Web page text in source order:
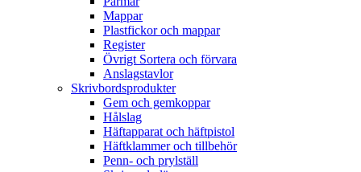
Mappar
Plastfickor och mappar
Register
Övrigt Sortera och förvara
Anslagstavlor
Skrivbordsprodukter
Gem och gemkoppar
Hålslag
Häftapparat och häftpistol
Häftklammer och tillbehör
Penn- och prylställ